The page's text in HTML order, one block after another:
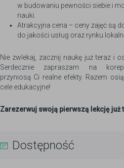
w budowaniu pewności siebie i
nauki.
Atrakcyjna cena – ceny zajęć są
do jakości usług oraz rynku
Nie zwlekaj, zacznij naukę już teraz i
Serdecznie zapraszam na
przyniosą Ci realne efekty. Razem
cele edukacyjne!
Zarezerwuj swoją pierwszą lekcję już
Dostępność